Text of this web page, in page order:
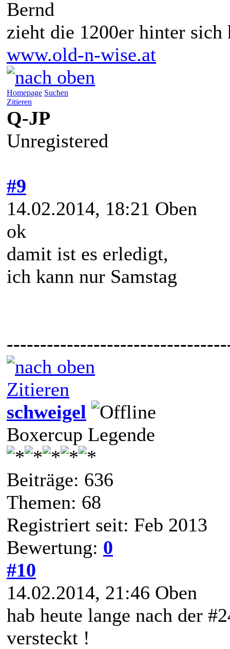
Bernd
zieht die 1200er hinter sich
www.old-n-wise.at
Homepage Suchen
Zitieren
Q-JP
Unregistered
#9
14.02.2014, 18:21 Oben
ok
damit ist es erledigt,
ich kann nur Samstag
Zitieren
schweigel
Boxercup Legende
Beiträge: 636
Themen: 68
Registriert seit: Feb 2013
Bewertung: 0
#10
14.02.2014, 21:46 Oben
hab heute lange nach der
versteckt !